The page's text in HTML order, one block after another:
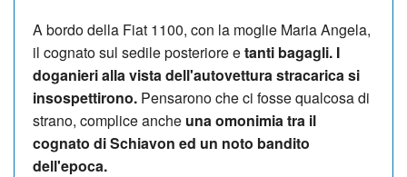
A bordo della Fiat 1100, con la moglie Maria Angela,
il cognato sul sedile posteriore etanti bagagli. I
doganieri alla vista dell'autovettura stracarica si
insospettirono. Pensarono che ci fosse qualcosa di
strano, complice anche una omonimia tra il
cognato di Schiavon ed un noto bandito
dell'epoca.